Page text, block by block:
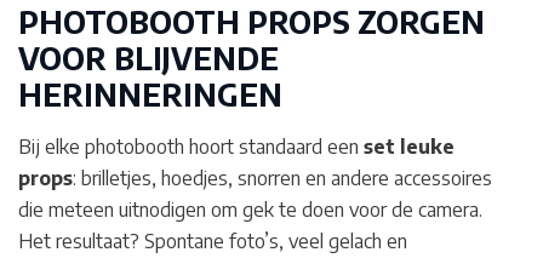
PHOTOBOOTH PROPS ZORGEN
VOOR BLIJVENDE
HERINNERINGEN
Bij elke photobooth hoort standaard een set leuke
props: brilletjes, hoedjes, snorren en andere accessoires
die meteen uitnodigen om gek te doen voor de camera.
Het resultaat? Spontane foto’s, veel gelach en